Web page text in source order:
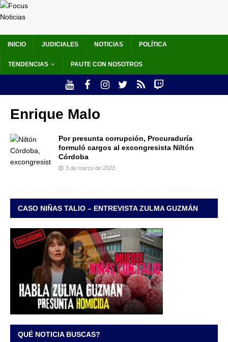
INICIO JUDICIALES NOTICIAS POLÍTICA
TENDENCIAS PAUTE CON NOSOTROS
Enrique Malo
Por presunta corrupción, Procuraduría
formuló cargos al excongresista Niltón
Córdoba
3 de marzo de 2023
CASO NIÑAS TALIO – ENTREVISTA ZULMA GUZMÁN
QUÉ NOTICIA BUSCAS?